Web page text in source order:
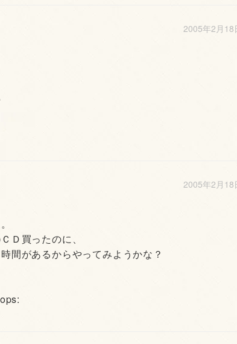
2005年2月
2005年2月
Ｄ買ったのに、
間があるからやってみようかな？